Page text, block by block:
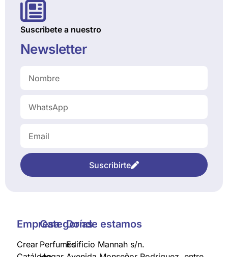
Suscribete a nuestro
Newsletter
Suscribirte
Empresa
Crear
Categorías
Perfumes
Donde estamos
Edificio Mannah s/n.